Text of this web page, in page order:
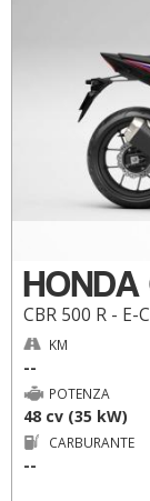
HONDA
CBR 500 R - E-
KM
--
POTENZA
48 cv (35 kW)
CARBURANTE
--